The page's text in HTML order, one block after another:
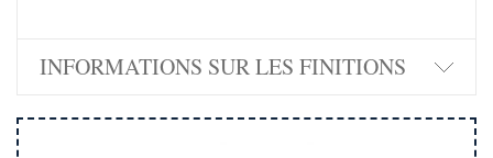
INFORMATIONS SUR LES FINITIONS